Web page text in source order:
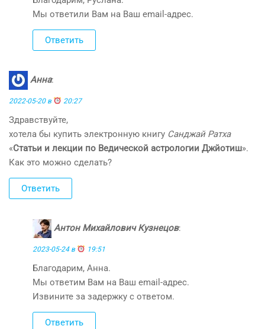
Мы ответили Вам на Ваш email-адрес.
Ответить
Анна:
2022-05-20 в 20:27
Здравствуйте,
хотела бы купить электронную книгу Санджай Ратха
«Статьи и лекции по Ведической астрологии Джйотиш».
Как это можно сделать?
Ответить
Антон Михайлович Кузнецов:
2023-05-24 в 19:51
Благодарим, Анна.
Мы ответим Вам на Ваш email-адрес.
Извините за задержку с ответом.
Ответить